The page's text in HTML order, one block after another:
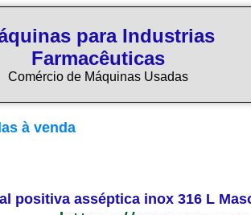
para Industrias
Farmacêuticas
Comércio de Máquinas Usadas
à venda
positiva asséptica inox 316 L